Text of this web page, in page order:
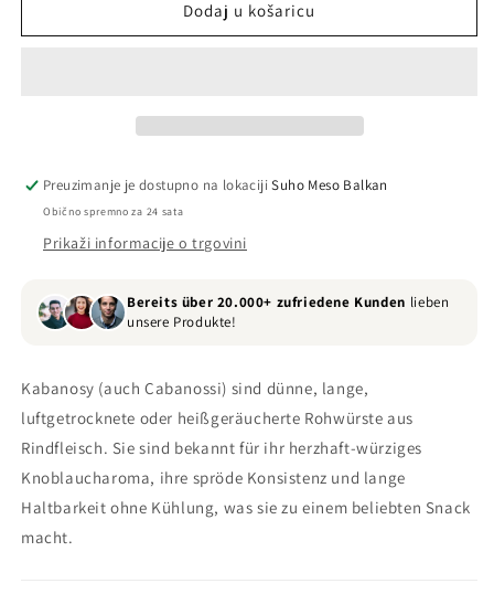
210gr
Kabanosy
210gr
Dodaj u košaricu
Preuzimanje je dostupno na lokacijiSuho Meso Balkan
Obično spremno za 24 sata
Prikaži informacije o trgovini
Bereits über 20.000+ zufriedene Kunden lieben
unsere Produkte!
Kabanosy (auch Cabanossi) sind dünne, lange,
luftgetrocknete oder heißgeräucherte Rohwürste aus
Rindfleisch. Sie sind bekannt für ihr herzhaft-würziges
Knoblaucharoma, ihre spröde Konsistenz und lange
Haltbarkeit ohne Kühlung, was sie zu einem beliebten Snack
macht.